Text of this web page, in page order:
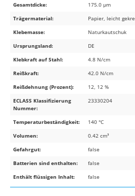
Gesamtdicke:
175.0 µm
Trägermaterial:
Papier, leicht
Klebemasse:
Naturkautschuk
Ursprungsland:
DE
Klebkraft auf Stahl:
4.8 N/cm
Reißkraft:
42.0 N/cm
Reißdehnung (Prozent):
12, 12 %
ECLASS Klassifizierung
Nummer:
23330204
Temperaturbeständigkeit:
140 °C
Volumen:
0.42 cm³
Gefahrgut:
false
Batterien sind enthalten:
false
Enthält flüssigen Inhalt:
false